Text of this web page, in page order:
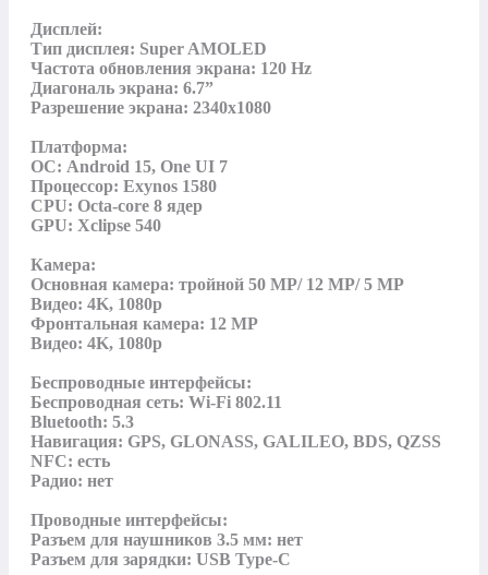
Дисплей:
Тип дисплея: Super AMOLED
Частота обновления экрана: 120 Hz
Диагональ экрана: 6.7”
Разрешение экрана: 2340х1080
Платформа:
ОС: Android 15, One UI 7
Процессор: Exynos 1580
CPU: Octa-core 8 ядер
GPU: Xclipse 540
Камера:
Основная камера: тройной 50 MP/ 12 MP/ 5 MP
Видео: 4K, 1080p
Фронтальная камера: 12 MP
Видео: 4K, 1080p
Беспроводные интерфейсы:
Беспроводная сеть: Wi-Fi 802.11
Bluetooth: 5.3
Навигация: GPS, GLONASS, GALILEO, BDS, QZSS
NFC: есть
Радио: нет
Проводные интерфейсы:
Разъем для наушников 3.5 мм: нет
Разъем для зарядки: USB Type-C